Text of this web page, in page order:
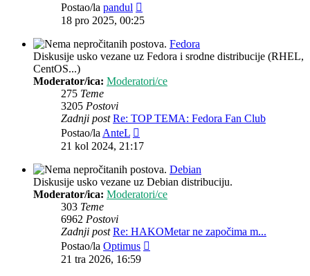
Postao/la pandul
post
18 pro 2025, 00:25
Fedora
Diskusije usko vezane uz Fedora i srodne distribucije (RHEL,
CentOS...)
Moderator/ica: Moderatori/ce
275 Teme
3205 Postovi
Zadnji post Re: TOP TEMA: Fedora Fan Club
Postao/laAnteL
post
21 kol 2024, 21:17
Debian
Diskusije usko vezane uz Debian distribuciju.
Moderator/ica: Moderatori/ce
303 Teme
6962 Postovi
Zadnji post Re: HAKOMetar ne započima m...
Postao/la Optimus
21 tra 2026, 16:59